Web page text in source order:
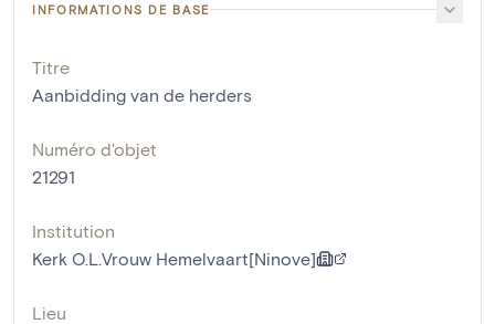
INFORMATIONS DE BASE
Titre
Aanbidding van de herders
Numéro d'objet
21291
Institution
Kerk O.L.Vrouw Hemelvaart[Ninove]
Lieu